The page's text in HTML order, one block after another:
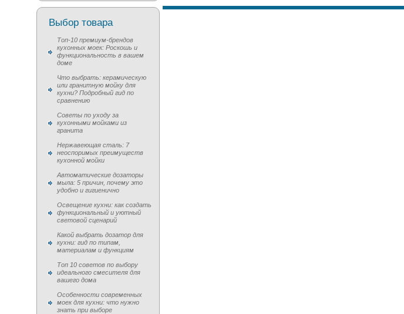
Выбор товара
Топ-10 премиум-брендов
кухонных моек: Роскошь и
функциональность в вашем
доме
Что выбрать: керамическую
или гранитную мойку для
кухни? Подробный гид по
сравнению
Советы по уходу за
кухонными мойками из
гранита
Нержавеющая сталь: 7
неоспоримых преимуществ
кухонной мойки
Автоматические дозаторы
мыла: 5 причин, почему это
удобно и гигиенично
Освещение кухни: как создать
функциональный и уютный
световой сценарий
Какой выбрать дозатор для
кухни: гид по типам,
материалам и функциям
Топ 10 советов по выбору
идеального смесителя для
вашего дома
Особенности современных
моек для кухни: что нужно
знать при выборе